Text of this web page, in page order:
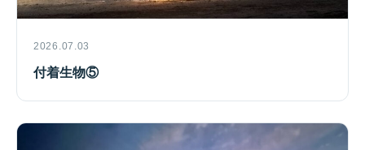
2026.07.03
付着生物⑤